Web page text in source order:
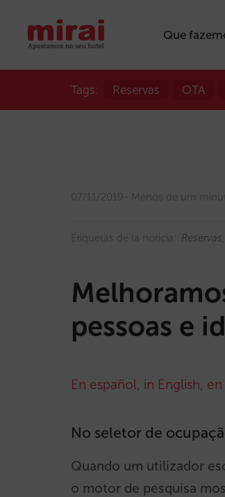
Que
Tags: Reservas OTA
07/11/2019 Menos de um
Etiquetas de la noticia: Reservas
pessoas e
En español, in English,
No seletor de
Quando um utilizador
o motor de pesquisa